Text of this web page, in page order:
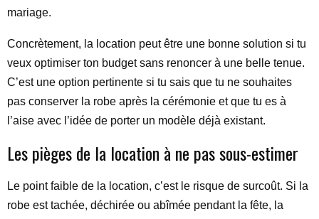
mariage.
Concrètement, la location peut être une bonne solution si tu
veux optimiser ton budget sans renoncer à une belle tenue.
C’est une option pertinente si tu sais que tu ne souhaites
pas conserver la robe après la cérémonie et que tu es à
l’aise avec l’idée de porter un modèle déjà existant.
Les pièges de la location à ne pas sous-estimer
Le point faible de la location, c’est le risque de surcoût. Si la
robe est tachée, déchirée ou abîmée pendant la fête, la